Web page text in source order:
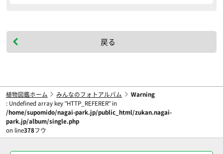
戻る
植物図鑑ホーム みんなのフォトアルバム
Warning
: Undefined array key "HTTP_REFERER" in
/home/supomido/nagai-park.jp/public_html/zukan.nagai-
park.jp/album/single.php
on line378フウ